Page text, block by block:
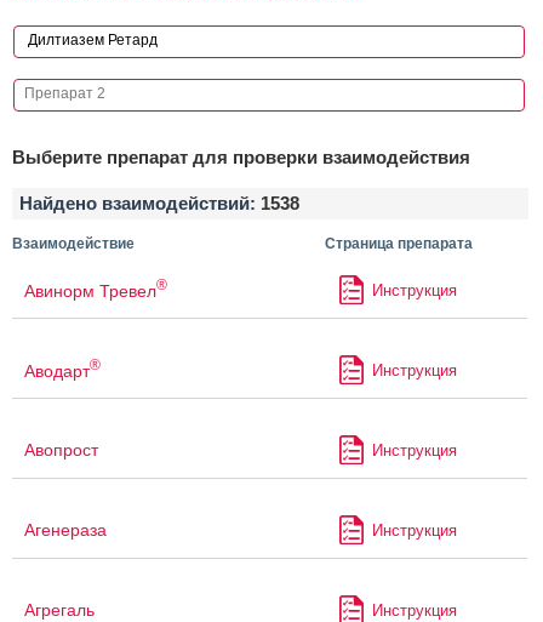
Выберите препарат для проверки взаимодействия
Найдено взаимодействий: 1538
Взаимодействие Страница препарата
Авинорм Тревел® Инструкция
Аводарт® Инструкция
Авопрост Инструкция
Агенераза Инструкция
Агрегаль Инструкция